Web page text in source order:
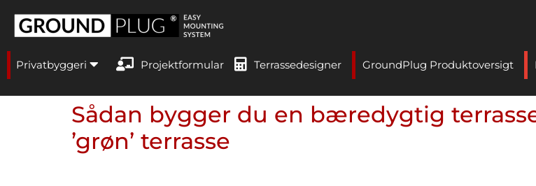
Privatbyggeri Projektformular Terrassedesigner GroundPlug Produktoversigt
Sådan bygger du en bæredygtig
’grøn’ terrasse